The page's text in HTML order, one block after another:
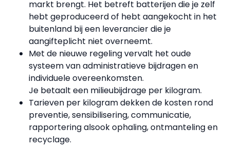
markt brengt. Het betreft batterijen die je zelf
hebt geproduceerd of hebt aangekocht in het
buitenland bij een leverancier die je
aangifteplicht niet overneemt.
Met de nieuwe regeling vervalt het oude
systeem van administratieve bijdragen en
individuele overeenkomsten.
Je betaalt een milieubijdrage per kilogram.
Tarieven per kilogram dekken de kosten rond
preventie, sensibilisering, communicatie,
rapportering alsook ophaling, ontmanteling en
recyclage.